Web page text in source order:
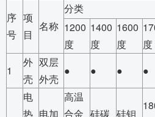
序
号
项
目
名称
分类
1200
度
1400
度
1600
度
度
1
外
壳
双层
外壳
● ● ● ●
电
热 电加
高温
合金 硅碳 硅钼